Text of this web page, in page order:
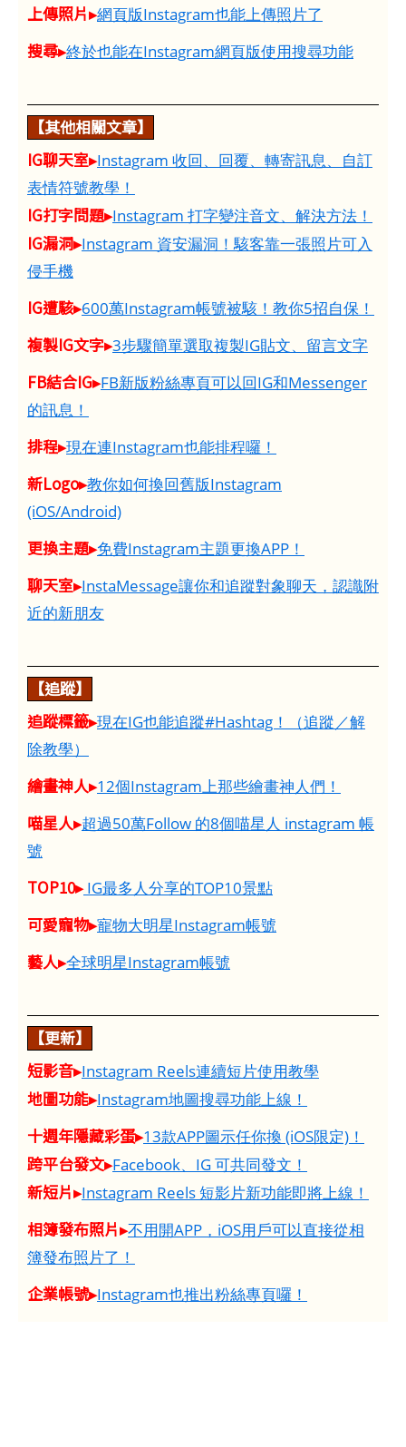
上傳照片▸網頁版Instagram也能上傳照片了
搜尋▸終於也能在Instagram網頁版使用搜尋功能
【其他相關文章】
IG聊天室▸Instagram 收回、回覆、轉寄訊息、自訂
表情符號教學！
IG打字問題▸Instagram 打字變注音文、解決方法！
IG漏洞▸Instagram 資安漏洞！駭客靠一張照片可入
侵手機
IG遭駭▸600萬Instagram帳號被駭！教你5招自保！
複製IG文字▸3步驟簡單選取複製IG貼文、留言文字
FB結合IG▸FB新版粉絲專頁可以回IG和Messenger
的訊息！
排程▸現在連Instagram也能排程囉！
新Logo▸教你如何換回舊版Instagram
(iOS/Android)
更換主題▸免費Instagram主題更換APP！
聊天室▸InstaMessage讓你和追蹤對象聊天，認識附
近的新朋友
【追蹤】
追蹤標籤▸現在IG也能追蹤#Hashtag！（追蹤／解
除教學）
繪畫神人▸12個Instagram上那些繪畫神人們！
喵星人▸超過50萬Follow 的8個喵星人 instagram 帳
號
TOP10▸IG最多人分享的TOP10景點
可愛寵物▸寵物大明星Instagram帳號
藝人▸全球明星Instagram帳號
【更新】
短影音▸Instagram Reels連續短片使用教學
地圖功能▸Instagram地圖搜尋功能上線！
十週年隱藏彩蛋▸13款APP圖示任你換 (iOS限定)！
跨平台發文▸Facebook、IG 可共同發文！
新短片▸Instagram Reels 短影片新功能即將上線！
相簿發布照片▸不用開APP，iOS用戶可以直接從相
簿發布照片了！
企業帳號▸Instagram也推出粉絲專頁囉！